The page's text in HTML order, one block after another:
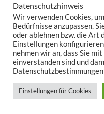
ABTROCKENTÜCHER SANDER
ABWASCHBARE TISCHSETS,
ABWASCHBARES TISCHSET ,
ABWASCHTUCH SANDER
ABWISCHBARE TISCHDECKE,
ABWISCHBARE TISCHLÄUFER
ABWISCHBARES TISCHTUCH,
ALLROUND BASKET GOBELIN
WEIHNACHTEN,
Datenschutzhinweis
Wir verwenden Cookies,
Bedürfnisse anzupassen.
oder ablehnen bzw. die Art
Einstellungen
nehmen wir an, dass Sie
einverstanden sind und
Einstellungen für Cookies